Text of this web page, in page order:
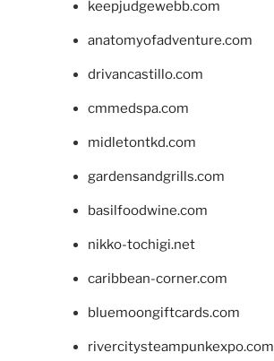
keepjudgewebb.com
anatomyofadventure.com
drivancastillo.com
cmmedspa.com
midletontkd.com
gardensandgrills.com
basilfoodwine.com
nikko-tochigi.net
caribbean-corner.com
bluemoongiftcards.com
rivercitysteampunkexpo.com